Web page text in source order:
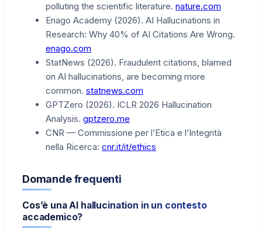
polluting the scientific literature. nature.com
Enago Academy (2026). AI Hallucinations in
Research: Why 40% of AI Citations Are Wrong.
enago.com
StatNews (2026). Fraudulent citations, blamed
on AI hallucinations, are becoming more
common. statnews.com
GPTZero (2026). ICLR 2026 Hallucination
Analysis. gptzero.me
CNR — Commissione per l’Etica e l’Integrità
nella Ricerca: cnr.it/it/ethics
Domande frequenti
Cos’è una AI hallucination in un contesto
accademico?